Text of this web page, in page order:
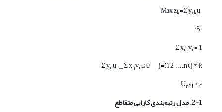
Max zk=Σ yrkur
St:
Σ xikvi= 1
Σ yrjur_ Σ xijvi≤ 0 j=(1,2,…..,n), j ≠ k
Ur,vi≥ ε
2-1. مدل رتبه‌بندی کارایی متقاطع